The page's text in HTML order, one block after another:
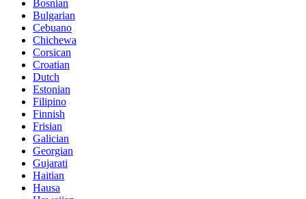
Bosnian
Bulgarian
Cebuano
Chichewa
Corsican
Croatian
Dutch
Estonian
Filipino
Finnish
Frisian
Galician
Georgian
Gujarati
Haitian
Hausa